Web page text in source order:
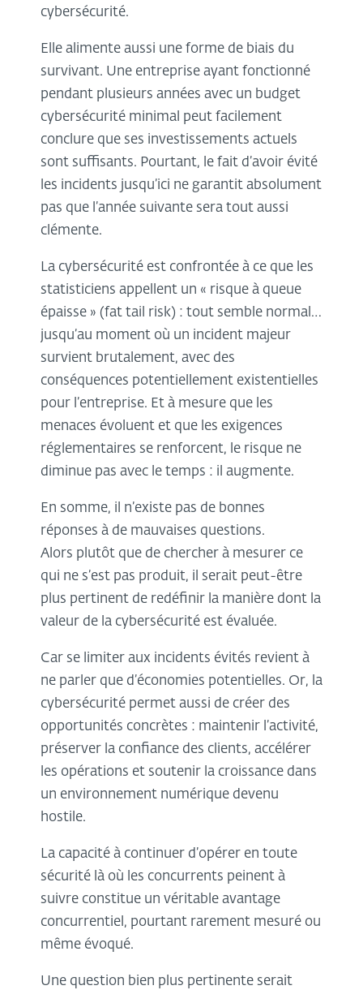
cybersécurité.
Elle alimente aussi une forme de biais du
survivant. Une entreprise ayant fonctionné
pendant plusieurs années avec un budget
cybersécurité minimal peut facilement
conclure que ses investissements actuels
sont suffisants. Pourtant, le fait d’avoir évité
les incidents jusqu’ici ne garantit absolument
pas que l’année suivante sera tout aussi
clémente.
La cybersécurité est confrontée à ce que les
statisticiens appellent un « risque à queue
épaisse » (fat tail risk) : tout semble normal…
jusqu’au moment où un incident majeur
survient brutalement, avec des
conséquences potentiellement existentielles
pour l’entreprise. Et à mesure que les
menaces évoluent et que les exigences
réglementaires se renforcent, le risque ne
diminue pas avec le temps : il augmente.
En somme, il n’existe pas de bonnes
réponses à de mauvaises questions.
Alors plutôt que de chercher à mesurer ce
qui ne s’est pas produit, il serait peut-être
plus pertinent de redéfinir la manière dont la
valeur de la cybersécurité est évaluée.
Car se limiter aux incidents évités revient à
ne parler que d’économies potentielles. Or, la
cybersécurité permet aussi de créer des
opportunités concrètes : maintenir l’activité,
préserver la confiance des clients, accélérer
les opérations et soutenir la croissance dans
un environnement numérique devenu
hostile.
La capacité à continuer d’opérer en toute
sécurité là où les concurrents peinent à
suivre constitue un véritable avantage
concurrentiel, pourtant rarement mesuré ou
même évoqué.
Une question bien plus pertinente serait